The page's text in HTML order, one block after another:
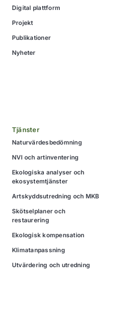
Digital plattform
Projekt
Publikationer
Nyheter
Tjänster
Naturvärdesbedömning
NVI och artinventering
Ekologiska analyser och
ekosystemtjänster
Artskyddsutredning och MKB
Skötselplaner och
restaurering
Ekologisk kompensation
Klimatanpassning
Utvärdering och utredning